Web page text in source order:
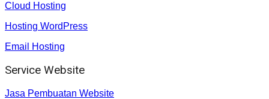
Cloud Hosting
Hosting WordPress
Email Hosting
Service Website
Jasa Pembuatan Website